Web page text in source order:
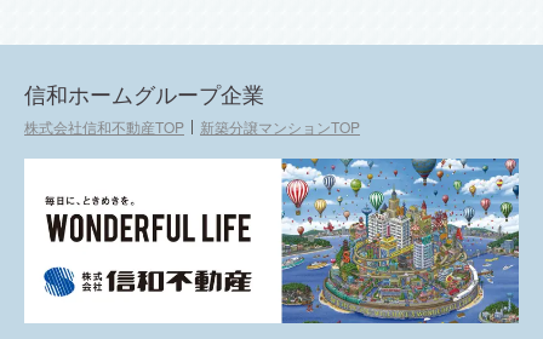
信和ホームグループ企業
株式会社信和不動産TOP 新築分譲マンションTOP